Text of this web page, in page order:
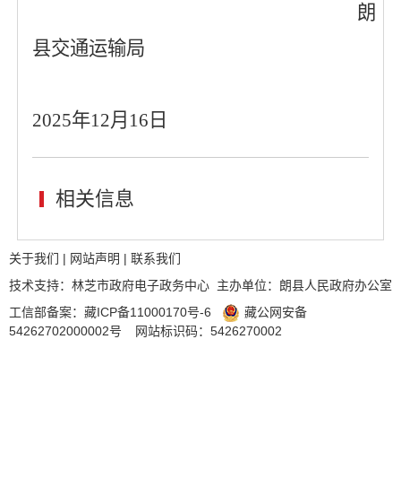
朗
县交通运输局
2025年12月16日
相关信息
关于我们 | 网站声明 | 联系我们
技术支持：林芝市政府电子政务中心 主办单位：朗县人民政府办公室
工信部备案： 藏ICP备11000170号-6
藏公网安备
54262702000002号
网站标识码：5426270002